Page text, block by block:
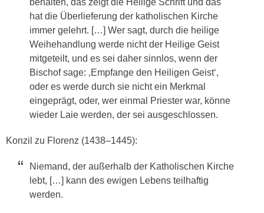
hat die Überlieferung der katholischen Kirche
immer gelehrt. […] Wer sagt, durch die heilige
Weihehandlung werde nicht der Heilige Geist
mitgeteilt, und es sei daher sinnlos, wenn der
Bischof sage: ‚Empfange den Heiligen Geist‘,
oder es werde durch sie nicht ein Merkmal
eingeprägt, oder, wer einmal Priester war, könne
wieder Laie werden, der sei ausgeschlossen.
Konzil zu Florenz (1438–1445):
Niemand, der außerhalb der Katholischen Kirche
lebt, […] kann des ewigen Lebens teilhaftig
werden.